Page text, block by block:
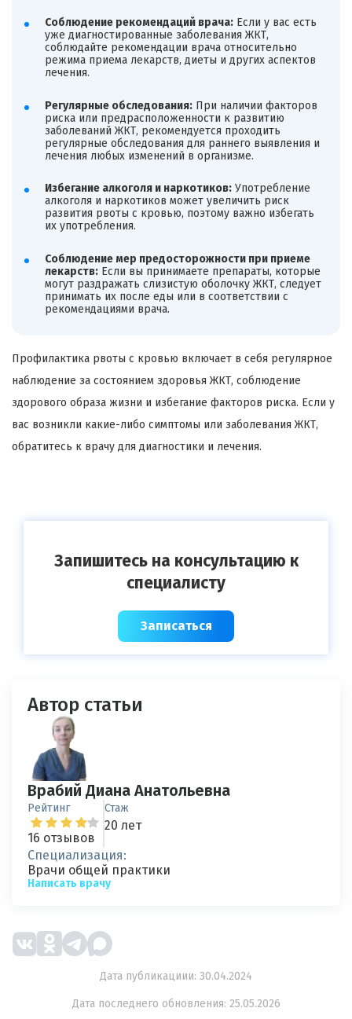
Соблюдение рекомендаций врача:Если у вас есть
уже диагностированные заболевания ЖКТ,
соблюдайте рекомендации врача относительно
режима приема лекарств, диеты и других аспектов
лечения.
Регулярные обследования:При наличии факторов
риска или предрасположенности к развитию
заболеваний ЖКТ, рекомендуется проходить
регулярные обследования для раннего выявления и
лечения любых изменений в организме.
Избегание алкоголя и наркотиков:Употребление
алкоголя и наркотиков может увеличить риск
развития рвоты с кровью, поэтому важно избегать
их употребления.
Соблюдение мер предосторожности при приеме
лекарств:Если вы принимаете препараты, которые
могут раздражать слизистую оболочку ЖКТ, следует
принимать их после еды или в соответствии с
рекомендациями врача.
Профилактика рвоты с кровью включает в себя регулярное
наблюдение за состоянием здоровья ЖКТ, соблюдение
здорового образа жизни и избегание факторов риска. Если у
вас возникли какие-либо симптомы или заболевания ЖКТ,
обратитесь к врачу для диагностики и лечения.
Запишитесь на консультацию к
специалисту
Записаться
Автор статьи
Врабий Диана Анатольевна
Рейтинг
16 отзывов
Стаж
20 лет
Специализация:
Врачи общей практики
Написать врачу
Дата публикациии: 30.04.2024
Дата последнего обновления: 25.05.2026